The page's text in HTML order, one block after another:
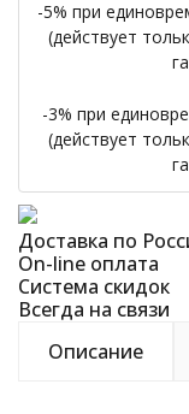
-5% при
(действует
-3% при
(действует
Доставка по
On-line оплата
Система скидок
Всегда на связи
Описание